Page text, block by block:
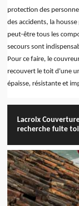
protection des
des accidents, la
peut-être tous les
secours sont
Pour ce faire, le
recouvert le toit d'une
épaisse, résistante et
Lacroix
recherche fuite